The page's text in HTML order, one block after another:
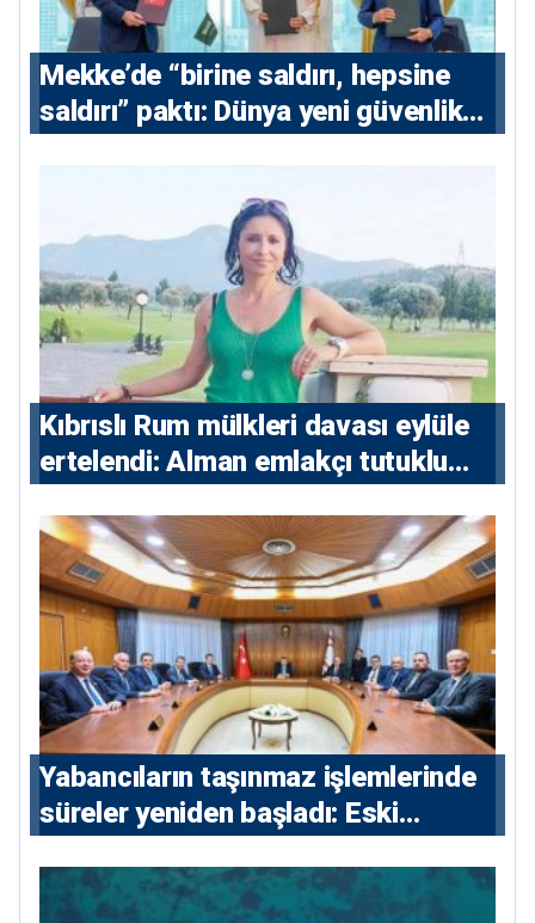
Mekke’de “birine saldırı, hepsine
saldırı” paktı: Dünya yeni güvenlik
Kıbrıslı Rum mülkleri davası eylüle
ertelendi: Alman emlakçı tutuklu
Yabancıların taşınmaz işlemlerinde
süreler yeniden başladı: Eski
konutlara 36 ay